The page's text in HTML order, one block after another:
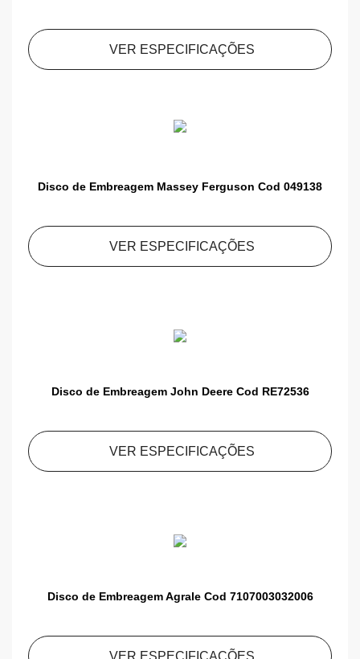
VER ESPECIFICAÇÕES
Disco de Embreagem Massey Ferguson Cod 049138
VER ESPECIFICAÇÕES
Disco de Embreagem John Deere Cod RE72536
VER ESPECIFICAÇÕES
Disco de Embreagem Agrale Cod 7107003032006
VER ESPECIFICAÇÕES